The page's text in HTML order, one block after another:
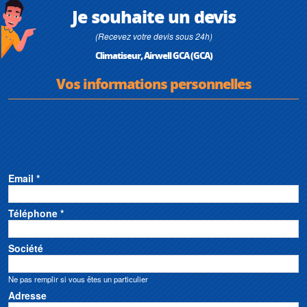
Je souhaite un devis
(Recevez votre devis sous 24h)
Climatiseur, Airwell GCA (GCA)
Vos informations personnelles
Email *
Téléphone *
Société
Ne pas remplir si vous êtes un particulier
Adresse